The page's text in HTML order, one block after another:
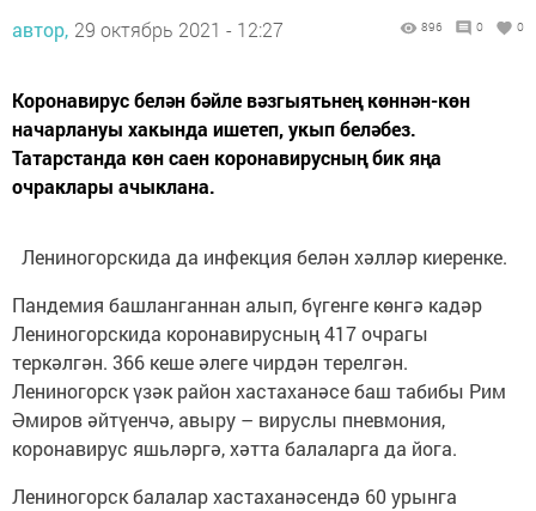
автор, 29 октябрь 2021 - 12:27 896 0 0
Коронавирус белән бәйле вәзгыятьнең көннән-көн
начарлануы хакында ишетеп, укып беләбез.
Татарстанда көн саен коронавирусның бик яңа
очраклары ачыклана.
Лениногорскида да инфекция белән хәлләр киеренке.
Пандемия башланганнан алып, бүгенге көнгә кадәр
Лениногорскида коронавирусның 417 очрагы
теркәлгән. 366 кеше әлеге чирдән терелгән.
Лениногорск үзәк район хастаханәсе баш табибы Рим
Әмиров әйтүенчә, авыру – вируслы пневмония,
коронавирус яшьләргә, хәтта балаларга да йога.
Лениногорск балалар хастаханәсендә 60 урынга